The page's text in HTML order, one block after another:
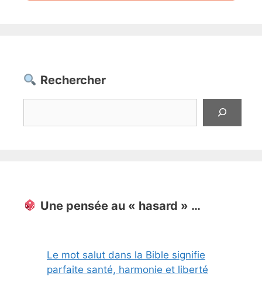
Rechercher
Une pensée au « hasard » …
Le mot salut dans la Bible signifie
parfaite santé, harmonie et liberté